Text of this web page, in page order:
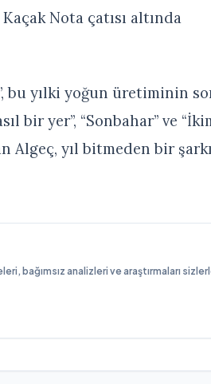
Nota çatısı altında
bu yılki yoğun üretiminin
bir yer”, “Sonbahar” ve
yıl bitmeden bir
bağımsız analizleri ve araştırmaları